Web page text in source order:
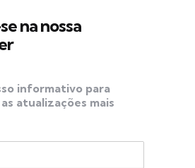
na nossa
informativo para
atualizações mais